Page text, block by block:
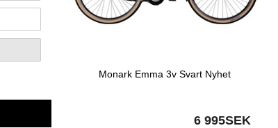
Monark Emma 3v Svart Nyhet
6 995SEK